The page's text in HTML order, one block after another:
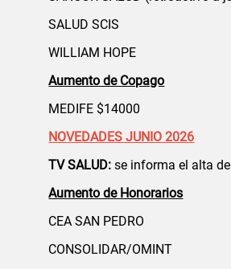
SALUD SCIS
WILLIAM HOPE
Aumento de Copago
MEDIFE $14000
NOVEDADES JUNIO 2026
TV SALUD:se informa el alta
Aumento de Honorarios
CEA SAN PEDRO
CONSOLIDAR/OMINT